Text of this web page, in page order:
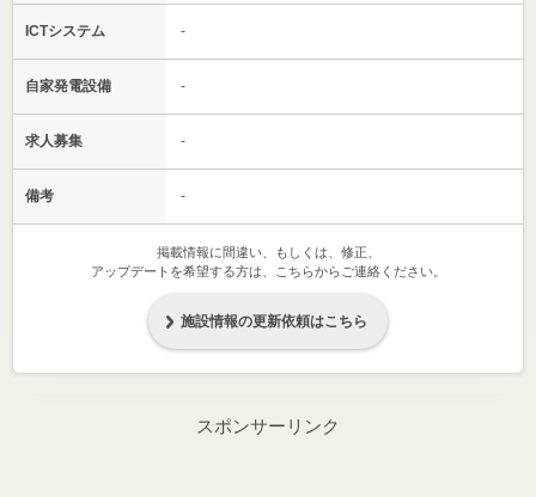
ICTシステム -
自家発電設備 -
求人募集 -
備考 -
掲載情報に間違い、もしくは、修正、
アップデートを希望する方は、こちらからご連絡ください。
施設情報の更新依頼はこちら
スポンサーリンク